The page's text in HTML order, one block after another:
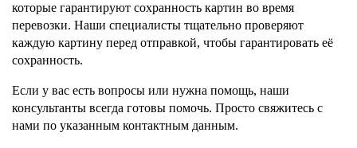
которые гарантируют сохранность картин во время
перевозки. Наши специалисты тщательно проверяют
каждую картину перед отправкой, чтобы гарантировать её
сохранность.
Если у вас есть вопросы или нужна помощь, наши
консультанты всегда готовы помочь. Просто свяжитесь с
нами по указанным контактным данным.